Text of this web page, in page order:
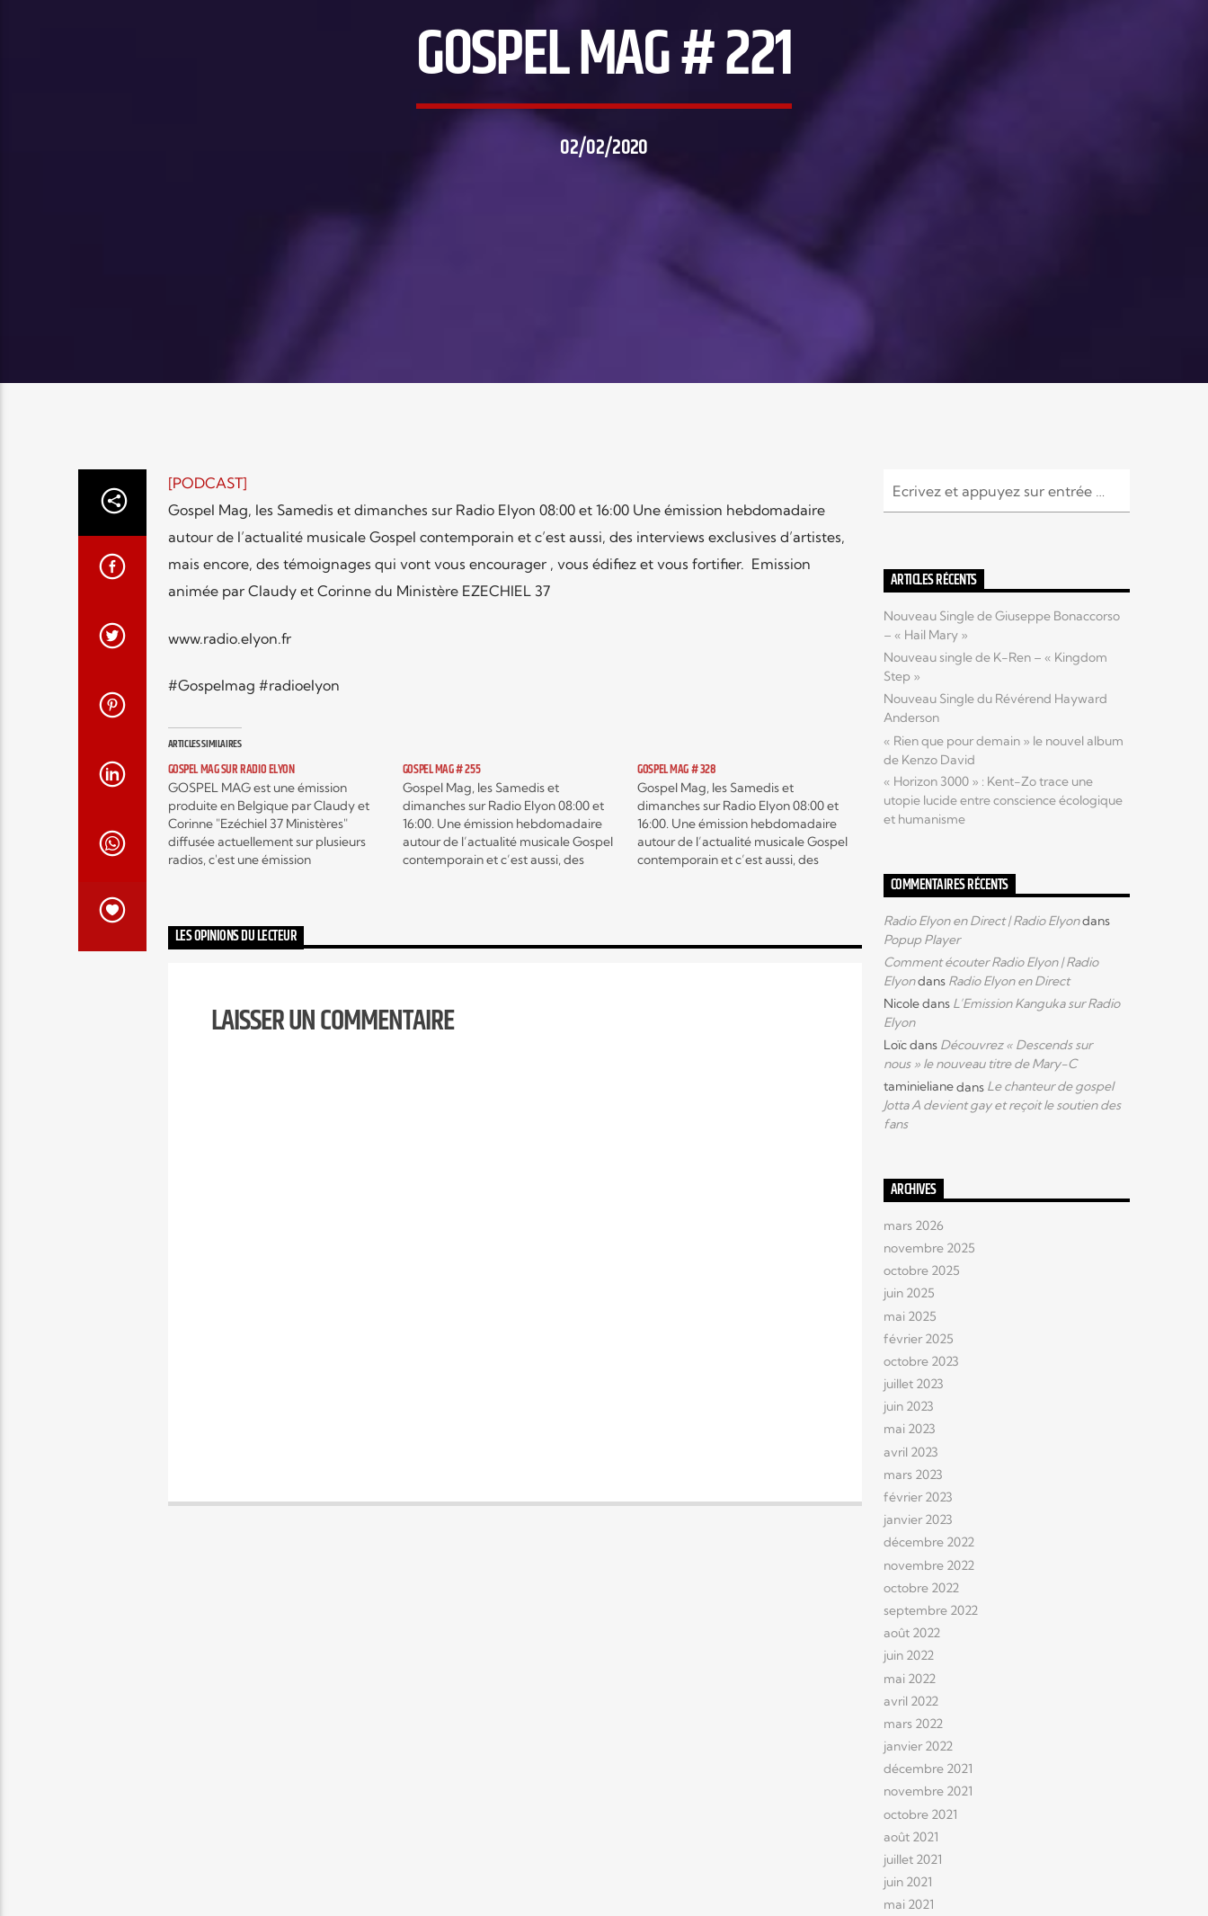
GOSPEL MAG # 221
02/02/2020
[PODCAST]
Gospel Mag, les Samedis et dimanches sur Radio Elyon 08:00 et 16:00 Une émission hebdomadaire
autour de l’actualité musicale Gospel contemporain et c’est aussi, des interviews exclusives d’artistes,
mais encore, des témoignages qui vont vous encourager , vous édifiez et vous fortifier. Emission
animée par Claudy et Corinne du Ministère EZECHIEL 37
www.radio.elyon.fr
#Gospelmag #radioelyon
ARTICLES SIMILAIRES
GOSPEL MAG SUR RADIO ELYON
GOSPEL MAG est une émission
produite en Belgique par Claudy et
Corinne "Ezéchiel 37 Ministères"
diffusée actuellement sur plusieurs
radios, c'est une émission
d’artistes mais encore, des
témoignages qui vont vous
GOSPEL MAG # 255
Gospel Mag, les Samedis et
dimanches sur Radio Elyon 08:00 et
16:00. Une émission hebdomadaire
autour de l’actualité musicale Gospel
contemporain et c’est aussi, des
et Corinne du Ministère ÉZÉCHIEL 37.
GOSPEL MAG # 328
Gospel Mag, les Samedis et
dimanches sur Radio Elyon 08:00 et
16:00. Une émission hebdomadaire
autour de l’actualité musicale Gospel
contemporain et c’est aussi, des
Claudy et Corinne du Ministère
LES OPINIONS DU LECTEUR
LAISSER UN COMMENTAIRE
ARTICLES RÉCENTS
Nouveau Single de Giuseppe Bonaccorso
– « Hail Mary »
Nouveau single de K-Ren – « Kingdom
Step »
Nouveau Single du Révérend Hayward
Anderson
« Rien que pour demain » le nouvel album
de Kenzo David
« Horizon 3000 » : Kent-Zo trace une
utopie lucide entre conscience écologique
et humanisme
COMMENTAIRES RÉCENTS
Radio Elyon en Direct | Radio Elyondans
Popup Player
Comment écouter Radio Elyon | Radio
Elyondans Radio Elyon en Direct
Nicoledans L’Emission Kanguka sur Radio
Elyon
Loïcdans Découvrez « Descends sur
nous » le nouveau titre de Mary-C
taminielianedans Le chanteur de gospel
Jotta A devient gay et reçoit le soutien des
fans
ARCHIVES
mars 2026
novembre 2025
octobre 2025
juin 2025
mai 2025
février 2025
octobre 2023
juillet 2023
juin 2023
mai 2023
avril 2023
mars 2023
février 2023
janvier 2023
décembre 2022
novembre 2022
octobre 2022
septembre 2022
août 2022
juin 2022
mai 2022
avril 2022
mars 2022
janvier 2022
décembre 2021
novembre 2021
octobre 2021
août 2021
juillet 2021
juin 2021
mai 2021